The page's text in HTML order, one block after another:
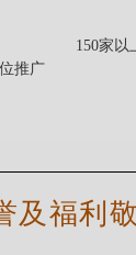
150家以
推广
及福利